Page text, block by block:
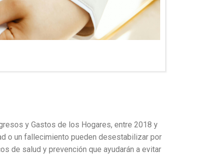
y Gastos de los Hogares, entre 2018 y
o un fallecimiento pueden desestabilizar por
de salud y prevención que ayudarán a evitar